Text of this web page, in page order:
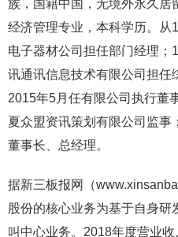
族，国籍中国，无境外永久居
经济管理专业，本科学历。从
电子器材公司担任部门经理
讯通讯信息技术有限公司担任
2015年5月任有限公司执行董
夏众盟资讯策划有限公司监事
董事长、总经理。
据新三板报网（
股份的核心业务为基于自身
叫中心业务。2018年度营业收